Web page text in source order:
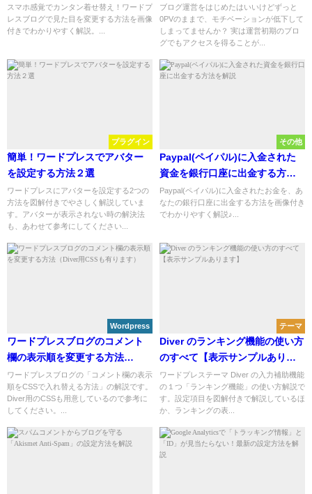
方法を画像付きで解説
スマホ感覚でカンタン着せ替え！ワードプ
レスブログで見た目を変更する方法を画像
付きでわかりやすく解説。...
ブログ運営をはじめたはいいけどずっと
0PVのままで、モチベーションが低下して
しまってませんか？ 実は運営初期のブロ
グでもアクセスを得ることが...
プラグイン
簡単！ワードプレスでアバター
を設定する方法２選
ワードプレスにアバターを設定する2つの
方法を図解付きでやさしく解説していま
す。アバターが表示されない時の解決法
も、あわせて参考にしてください...
その他
Paypal(ペイパル)に入金された
資金を銀行口座に出金する方法
を解説
Paypal(ペイパル)に入金されたお金を、あ
なたの銀行口座に出金する方法を画像付き
でわかりやすく解説♪...
Wordpress
ワードプレスブログのコメント
欄の表示順を変更する方法
（Diver用CSSも有ります）
ワードプレスブログの「コメント欄の表示
順をCSSで入れ替える方法」の解説です。
Diver用のCSSも用意しているので参考に
してください。...
テーマ
Diver のランキング機能の使い方
のすべて【表示サンプルありま
す】
ワードプレステーマ Diver の入力補助機能
の１つ「ランキング機能」の使い方解説で
す。設定項目を図解付きで解説しているほ
か、ランキングの表...